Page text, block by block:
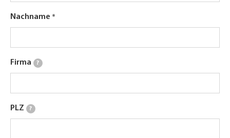
Nachname
Firma ?
PLZ ?